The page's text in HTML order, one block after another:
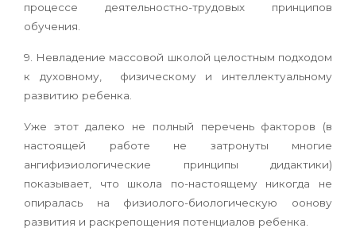
процессе деятельностно-трудовых принципов
обучения.
9. Невладение массовой школой целостным подходом
к духовному, физическому и интеллектуальному
развитию ребенка.
Уже этот далеко не полный перечень факторов (в
настоящей работе не затронуты многие
ангифиэиологические принципы дидактики)
показывает, что школа по-настоящему никогда не
опиралась на физиолого-биологическую оонову
развития и раскрепощения потенциалов ребенка.